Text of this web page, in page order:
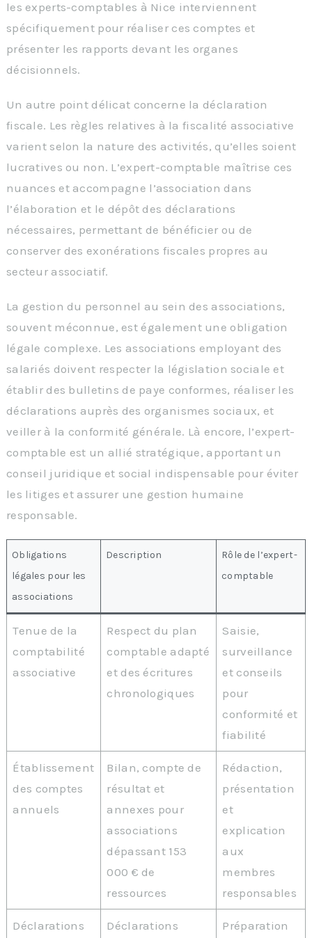
les experts-comptables à Nice interviennent
spécifiquement pour réaliser ces comptes et
présenter les rapports devant les organes
décisionnels.
Un autre point délicat concerne la déclaration
fiscale. Les règles relatives à la fiscalité associative
varient selon la nature des activités, qu’elles soient
lucratives ou non. L’expert-comptable maîtrise ces
nuances et accompagne l’association dans
l’élaboration et le dépôt des déclarations
nécessaires, permettant de bénéficier ou de
conserver des exonérations fiscales propres au
secteur associatif.
La gestion du personnel au sein des associations,
souvent méconnue, est également une obligation
légale complexe. Les associations employant des
salariés doivent respecter la législation sociale et
établir des bulletins de paye conformes, réaliser les
déclarations auprès des organismes sociaux, et
veiller à la conformité générale. Là encore, l’expert-
comptable est un allié stratégique, apportant un
conseil juridique et social indispensable pour éviter
les litiges et assurer une gestion humaine
responsable.
Obligations
légales pour les
associations
Description
Rôle de l’expert-
comptable
Tenue de la
comptabilité
associative
Respect du plan
comptable adapté
et des écritures
chronologiques
Saisie,
surveillance
et conseils
pour
conformité et
fiabilité
Établissement
des comptes
annuels
Bilan, compte de
résultat et
annexes pour
associations
dépassant 153
000 € de
ressources
Rédaction,
présentation
et
explication
aux
membres
responsables
Déclarations
Déclarations
Préparation